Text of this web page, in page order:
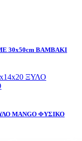
30x50cm ΒΑΜΒΑΚΙ
MANGO ΦΥΣΙΚΟ